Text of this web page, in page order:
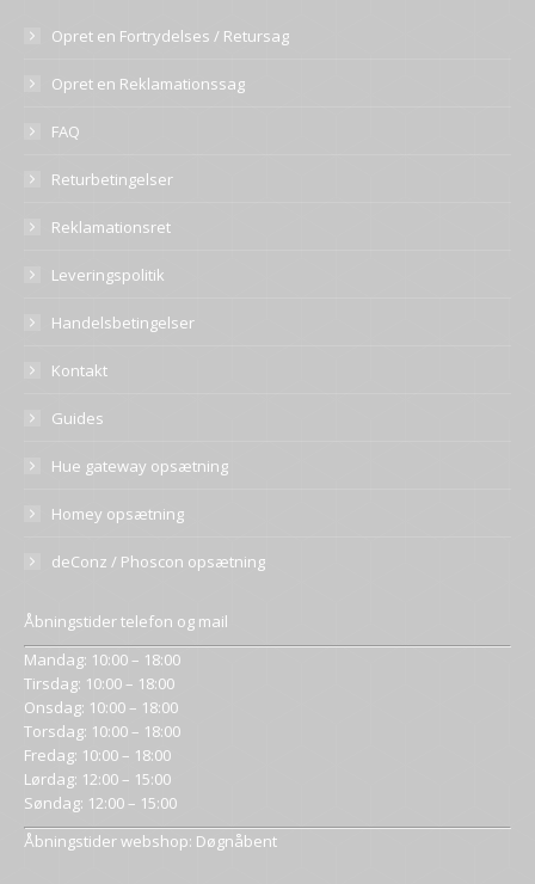
Opret en Fortrydelses / Retursag
Opret en Reklamationssag
FAQ
Returbetingelser
Reklamationsret
Leveringspolitik
Handelsbetingelser
Kontakt
Guides
Hue gateway opsætning
Homey opsætning
deConz / Phoscon opsætning
Åbningstider telefon og mail
Mandag: 10:00 – 18:00
Tirsdag: 10:00 – 18:00
Onsdag: 10:00 – 18:00
Torsdag: 10:00 – 18:00
Fredag: 10:00 – 18:00
Lørdag: 12:00 – 15:00
Søndag: 12:00 – 15:00
Åbningstider webshop: Døgnåbent